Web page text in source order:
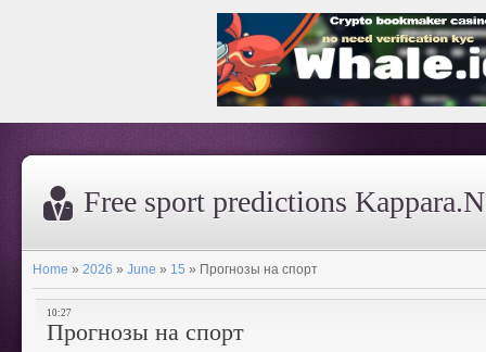
Free sport predictions
Home » 2026 » June » 15 » Прогнозы на спорт
10:27
Прогнозы на спорт